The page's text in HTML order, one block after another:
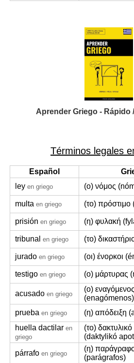
Aprender Griego - Rápido
Términos legales
Español
ley en griego (ο) νόμος
multa en griego (το)
prisión en griego (η) φυλακή
tribunal en griego (το)
jurado en griego (οι) ένορκοι
testigo en griego (ο) μάρτυρας
acusado en griego
(ο) εναγόμενος
(enagómenos)
prueba en griego
(η) απόδειξη
huella dactilar en
griego
(το)
(daktylikó
párrafo en griego
(η)
(parágrafos)